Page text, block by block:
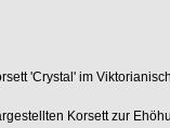
'Crystal' im
Korsett zur